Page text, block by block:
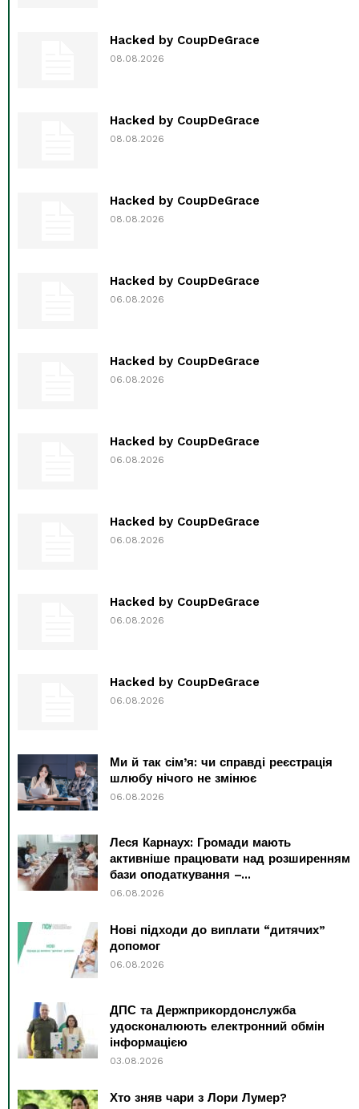
Hacked by CoupDeGrace
08.08.2026
Hacked by CoupDeGrace
08.08.2026
Hacked by CoupDeGrace
08.08.2026
Hacked by CoupDeGrace
06.08.2026
Hacked by CoupDeGrace
06.08.2026
Hacked by CoupDeGrace
06.08.2026
Hacked by CoupDeGrace
06.08.2026
Hacked by CoupDeGrace
06.08.2026
Hacked by CoupDeGrace
06.08.2026
Ми й так сім’я: чи справді реєстрація
шлюбу нічого не змінює
06.08.2026
Леся Карнаух: Громади мають
активніше працювати над розширенням
бази оподаткування –...
06.08.2026
Нові підходи до виплати “дитячих”
допомог
06.08.2026
ДПС та Держприкордонслужба
удосконалюють електронний обмін
інформацією
03.08.2026
Хто зняв чари з Лори Лумер?